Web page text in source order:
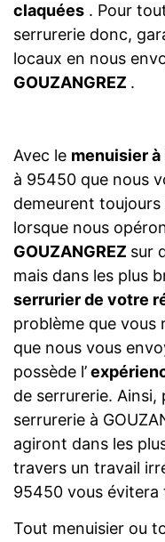
claquées . Pour
serrurerie donc,
locaux en nous
GOUZANGREZ .
Avec le menuisier à
à 95450 que nous
demeurent toujours
lorsque nous
GOUZANGREZ sur
mais dans les plus
serrurier de votre
problème que vous
que nous vous
possède l’
de serrurerie.
serrurerie à
agiront dans les
travers un travail
95450 vous
Tout menuisier ou